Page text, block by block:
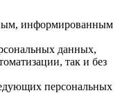
информированным
данных,
так и без
персональных